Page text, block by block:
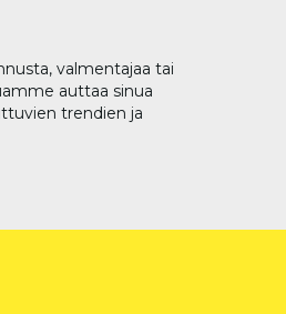
valmentajaa tai
auttaa sinua
trendien ja